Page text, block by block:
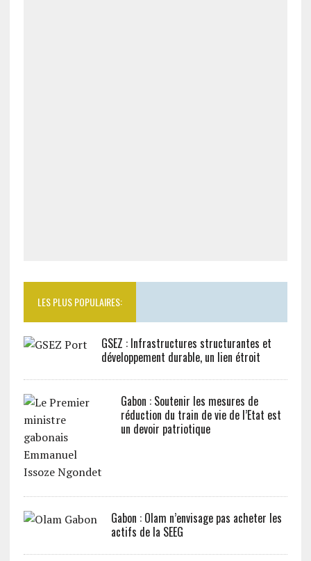
LES PLUS POPULAIRES:
GSEZ : Infrastructures structurantes et
développement durable, un lien étroit
Gabon : Soutenir les mesures de
réduction du train de vie de l’Etat est
un devoir patriotique
Gabon : Olam n’envisage pas acheter les
actifs de la SEEG